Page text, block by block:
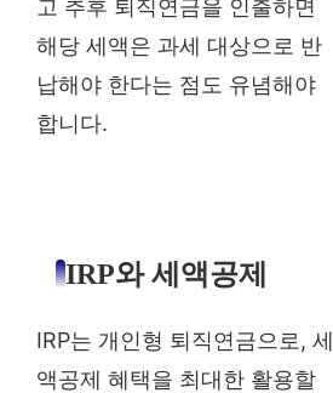
고 추후 퇴직연금을 인출하면
해당 세액은 과세 대상으로 반
납해야 한다는 점도 유념해야
합니다.
IRP와 세액공제
IRP는 개인형 퇴직연금으로, 세
액공제 혜택을 최대한 활용할